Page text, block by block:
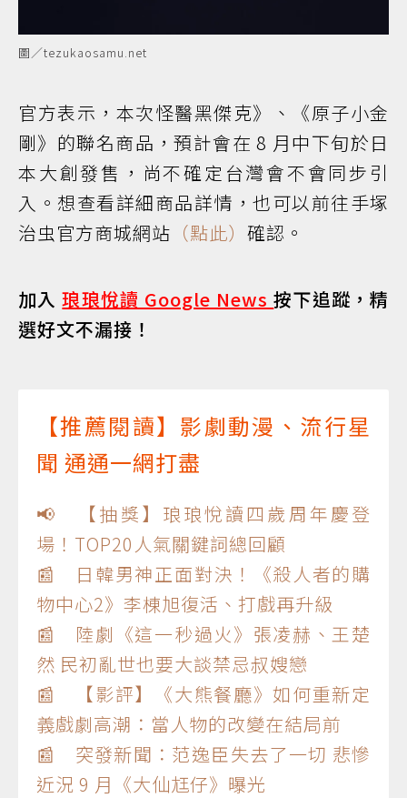
圖／tezukaosamu.net
官方表示，本次怪醫黑傑克》、《原子小金
剛》的聯名商品，預計會在 8 月中下旬於日
本大創發售，尚不確定台灣會不會同步引
入。想查看詳細商品詳情，也可以前往手塚
治虫官方商城網站 （點此） 確認。
加入琅琅悅讀 Google News按下追蹤，精
選好文不漏接！
【推薦閱讀】影劇動漫、流行星
聞 通通一網打盡
📢 【抽獎】琅琅悅讀四歲周年慶登
場！TOP20人氣關鍵詞總回顧
📰 日韓男神正面對決！《殺人者的購
物中心2》李棟旭復活、打戲再升級
📰 陸劇《這一秒過火》張凌赫、王楚
然 民初亂世也要大談禁忌叔嫂戀
📰 【影評】《大熊餐廳》如何重新定
義戲劇高潮：當人物的改變在結局前
📰 突發新聞：范逸臣失去了一切 悲慘
近況 9 月《大仙尪仔》曝光